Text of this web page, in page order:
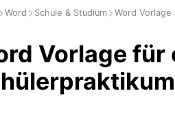
Word Schule & Studium Word
Vorlage für